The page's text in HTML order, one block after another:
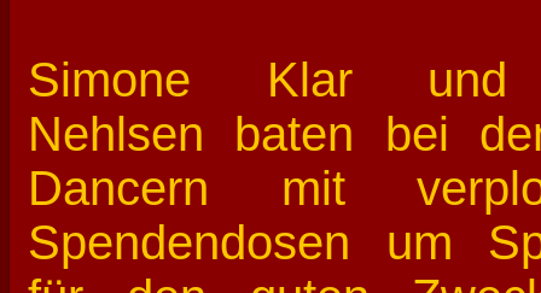
Simone Klar und
Nehlsen baten bei
Dancern mit
Spendendosen um